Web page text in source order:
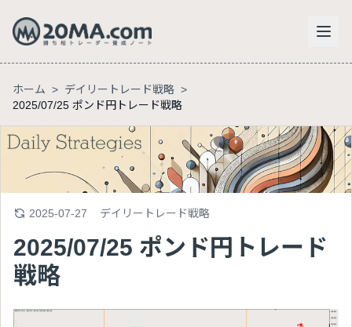
ホーム > デイリートレード戦略 >
2025/07/25 ポンド円トレード戦略
2025-07-27 デイリートレード戦略
2025/07/25 ポンド円トレード
戦略